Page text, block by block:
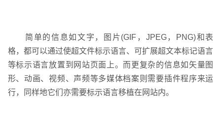
简单的信息如文字，图片(GIF，JPEG，PNG)和表
格，都可以通过使超文件标示语言、可扩展超文本标记语言
等标示语言放置到网站页面上。而更复杂的信息如矢量图
形、动画、视频、声频等多媒体档案则需要插件程序来运
行，同样地它们亦需要标示语言移植在网站内。
联系电话 微信号